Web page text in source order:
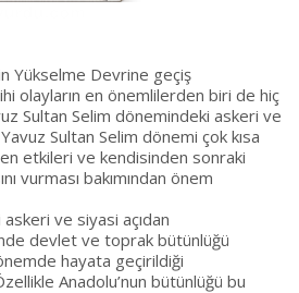
Yükselme Devrine geçiş
olayların en önemlilerden biri de hiç
Sultan Selim dönemindeki askeri ve
Sultan Selim dönemi çok kısa
etkileri ve kendisinden sonraki
vurması bakımından önem
ve siyasi açıdan
devlet ve toprak bütünlüğü
hayata geçirildiği
Anadolu’nun bütünlüğü bu